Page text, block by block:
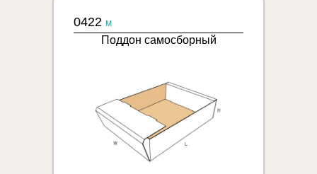
0422 M
Поддон самосборный